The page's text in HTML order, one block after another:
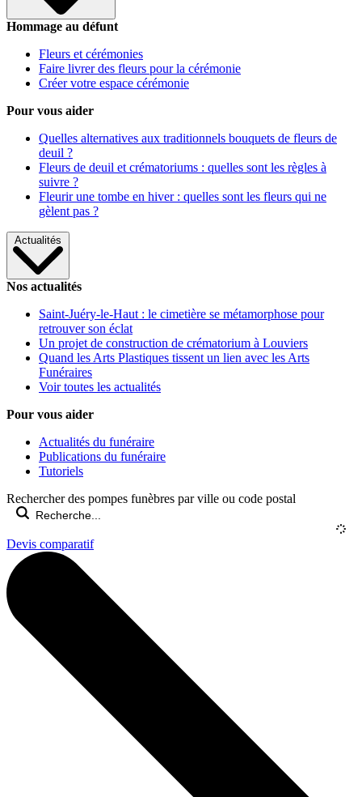
Hommage au défunt
Fleurs et cérémonies
Faire livrer des fleurs pour la cérémonie
Créer votre espace cérémonie
Pour vous aider
Quelles alternatives aux traditionnels bouquets de fleurs de
deuil ?
Fleurs de deuil et crématoriums : quelles sont les règles à
suivre ?
Fleurir une tombe en hiver : quelles sont les fleurs qui ne
gèlent pas ?
Actualités
Nos actualités
Saint-Juéry-le-Haut : le cimetière se métamorphose pour
retrouver son éclat
Un projet de construction de crématorium à Louviers
Quand les Arts Plastiques tissent un lien avec les Arts
Funéraires
Voir toutes les actualités
Pour vous aider
Actualités du funéraire
Publications du funéraire
Tutoriels
Rechercher des pompes funèbres par ville ou code postal
Devis comparatif